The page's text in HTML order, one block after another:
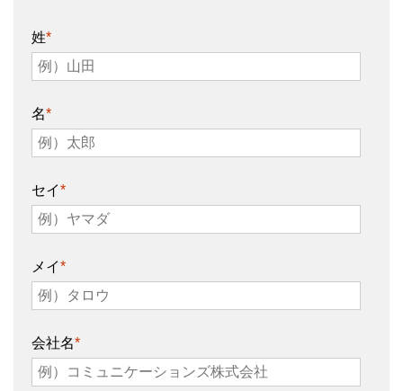
姓*
名*
セイ*
メイ*
会社名*